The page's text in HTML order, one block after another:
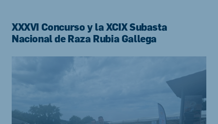
XXXVI Concurso y la XCIX Subasta
Nacional de Raza Rubia Gallega